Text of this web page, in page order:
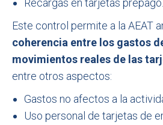
Este control permite a la AEAT
coherencia entre los gastos
movimientos reales de las
entre otros aspectos:
Gastos no afectos a la
Uso personal de tarjetas de